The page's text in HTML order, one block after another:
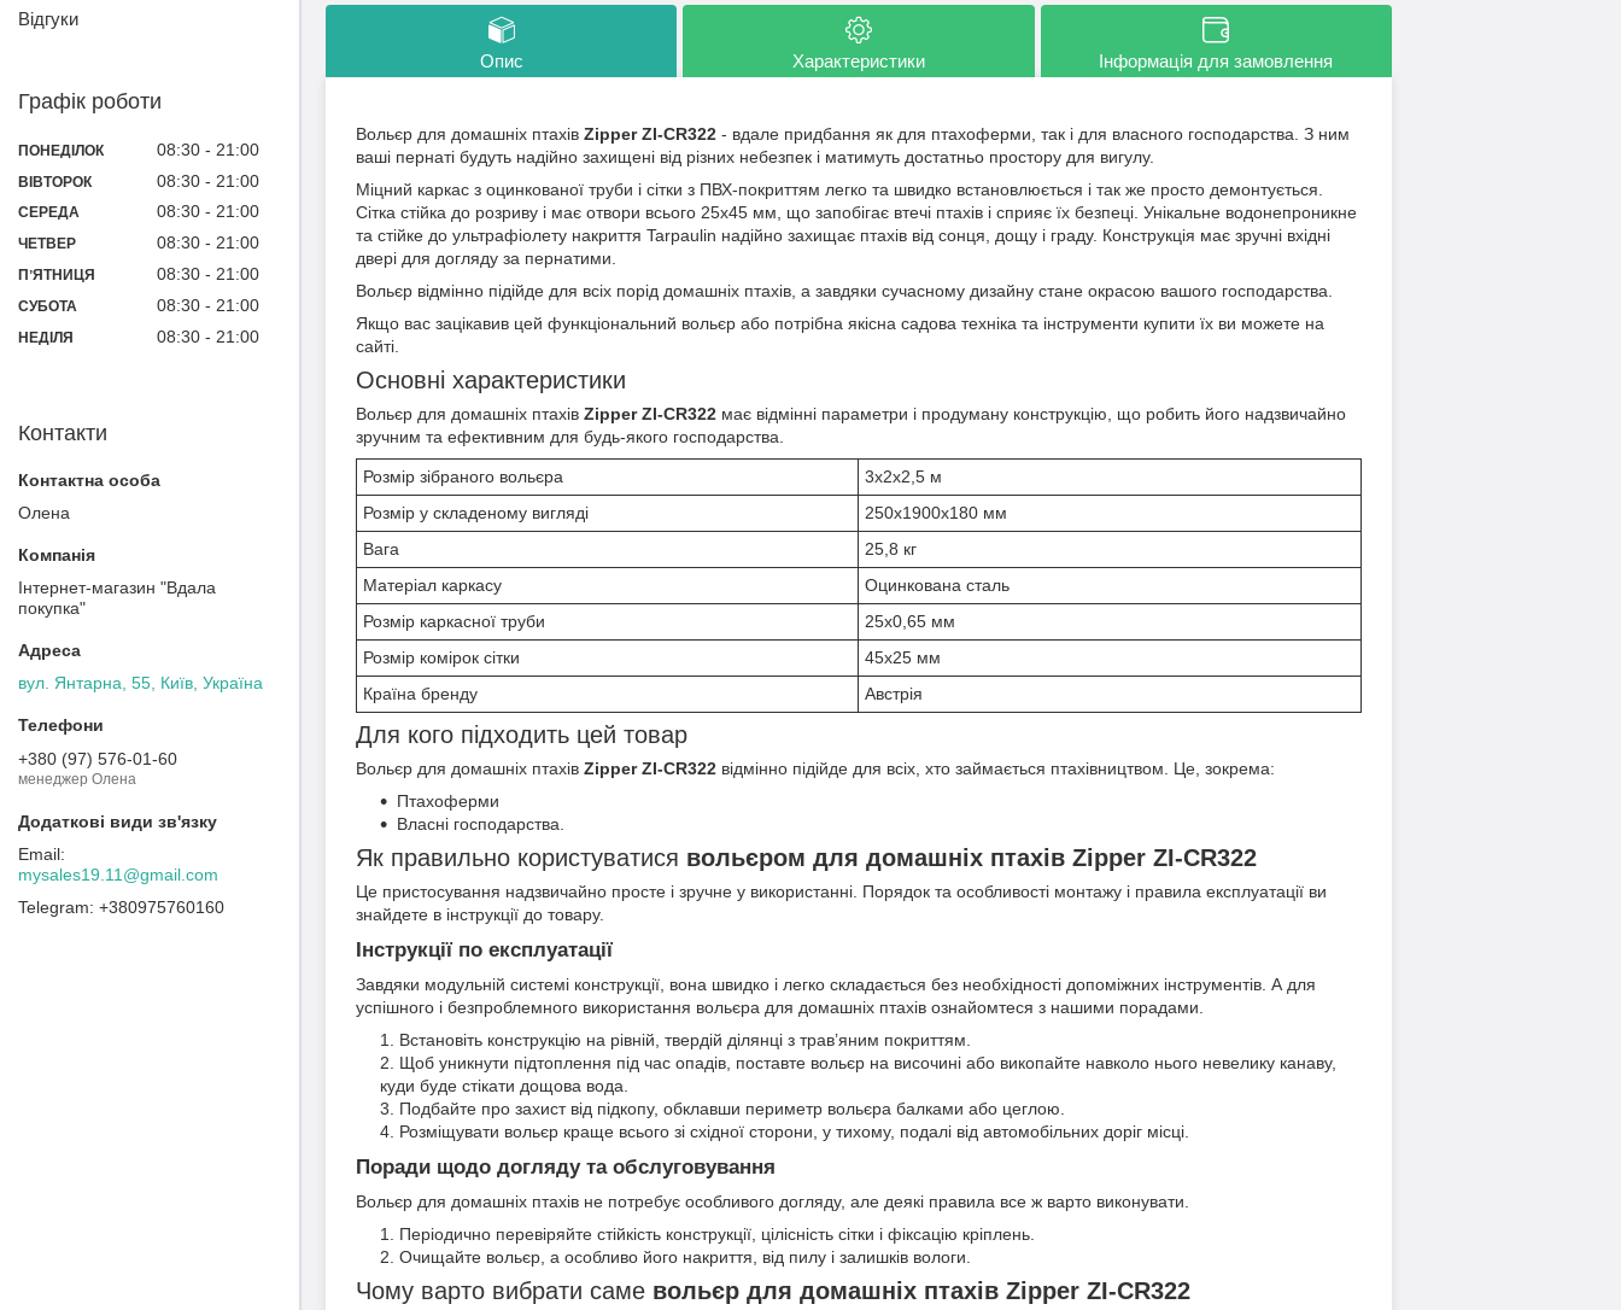
Опис Характеристики Інформація для замовлення
Вольєр для домашніх птахів Zipper ZI-CR322 - вдале придбання як для птахоферми, так і для власного господарства. З ним
ваші пернаті будуть надійно захищені від різних небезпек і матимуть достатньо простору для вигулу.
Міцний каркас з оцинкованої труби і сітки з ПВХ-покриттям легко та швидко встановлюється і так же просто демонтується.
Сітка стійка до розриву і має отвори всього 25х45 мм, що запобігає втечі птахів і сприяє їх безпеці. Унікальне водонепроникне
та стійке до ультрафіолету накриття Tarpaulin надійно захищає птахів від сонця, дощу і граду. Конструкція має зручні вхідні
двері для догляду за пернатими.
Вольєр відмінно підійде для всіх порід домашніх птахів, а завдяки сучасному дизайну стане окрасою вашого господарства.
Якщо вас зацікавив цей функціональний вольєр або потрібна якісна садова техніка та інструменти купити їх ви можете на
сайті.
Основні характеристики
Вольєр для домашніх птахів Zipper ZI-CR322 має відмінні параметри і продуману конструкцію, що робить його надзвичайно
зручним та ефективним для будь-якого господарства.
Розмір зібраного вольєра
3х2х2,5 м
Розмір у складеному вигляді
250х1900х180 мм
Вага
25,8 кг
Матеріал каркасу
Оцинкована сталь
Розмір каркасної труби
25x0,65 мм
Розмір комірок сітки
45х25 мм
Країна бренду
Австрія
Для кого підходить цей товар
Вольєр для домашніх птахів Zipper ZI-CR322 відмінно підійде для всіх, хто займається птахівництвом. Це, зокрема:
Птахоферми
Власні господарства.
Як правильно користуватися вольєром для домашніх птахів Zipper ZI-CR322
Це пристосування надзвичайно просте і зручне у використанні. Порядок та особливості монтажу і правила експлуатації ви
знайдете в інструкції до товару.
Інструкції по експлуатації
Завдяки модульній системі конструкції, вона швидко і легко складається без необхідності допоміжних інструментів. А для
успішного і безпроблемного використання вольєра для домашніх птахів ознайомтеся з нашими порадами.
Встановіть конструкцію на рівній, твердій ділянці з трав’яним покриттям.
Щоб уникнути підтоплення під час опадів, поставте вольєр на височині або викопайте навколо нього невелику канаву,
куди буде стікати дощова вода.
Подбайте про захист від підкопу, обклавши периметр вольєра балками або цеглою.
Розміщувати вольєр краще всього зі східної сторони, у тихому, подалі від автомобільних доріг місці.
Поради щодо догляду та обслуговування
Вольєр для домашніх птахів не потребує особливого догляду, але деякі правила все ж варто виконувати.
Періодично перевіряйте стійкість конструкції, цілісність сітки і фіксацію кріплень.
Очищайте вольєр, а особливо його накриття, від пилу і залишків вологи.
Чому варто вибрати саме вольєр для домашніх птахів Zipper ZI-CR322
Відгуки
Графік роботи
ПОНЕДІЛОК 08:30 21:00
ВІВТОРОК 08:30 21:00
СЕРЕДА 08:30 21:00
ЧЕТВЕР 08:30 21:00
ПʼЯТНИЦЯ 08:30 21:00
СУБОТА 08:30 21:00
НЕДІЛЯ 08:30 21:00
Контакти
Олена
Інтернет-магазин "Вдала
покупка"
вул. Янтарна, 55, Київ, Україна
+380 (97) 576-01-60
менеджер Олена
mysales19.11@gmail.com
+380975760160